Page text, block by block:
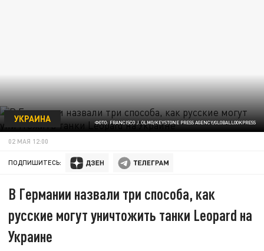
ФОТО: FRANCISCO J. OLMO/KEYSTONE PRESS AGENCY/GLOBALLOOKPRESS
УКРАИНА
02 МАЯ 12:00
ПОДПИШИТЕСЬ:
В Германии назвали три способа, как
русские могут уничтожить танки Leopard на
Украине